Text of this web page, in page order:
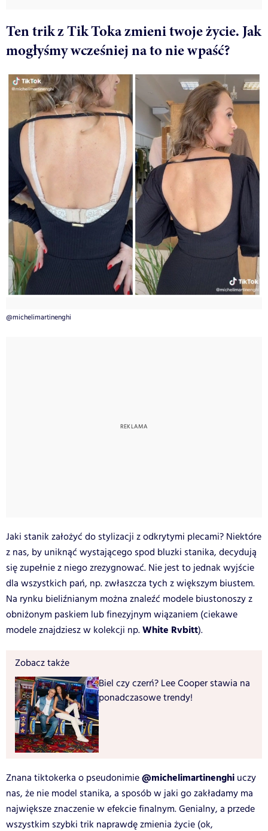
Ten trik z Tik Toka zmieni twoje życie. Jak
mogłyśmy wcześniej na to nie wpaść?
@michelimartinenghi
Jaki stanik założyć do stylizacji z odkrytymi plecami? Niektóre
z nas, by uniknąć wystającego spod bluzki stanika, decydują
się zupełnie z niego zrezygnować. Nie jest to jednak wyjście
dla wszystkich pań, np. zwłaszcza tych z większym biustem.
Na rynku bieliźnianym można znaleźć modele biustonoszy z
obniżonym paskiem lub finezyjnym wiązaniem (ciekawe
modele znajdziesz w kolekcji np.White Rvbitt).
Zobacz także
Biel czy czerń? Lee Cooper stawia na
ponadczasowe trendy!
Znana tiktokerka o pseudonimie@michelimartinenghi uczy
nas, że nie model stanika, a sposób w jaki go zakładamy ma
największe znaczenie w efekcie finalnym. Genialny, a przede
wszystkim szybki trik naprawdę zmienia życie (ok,